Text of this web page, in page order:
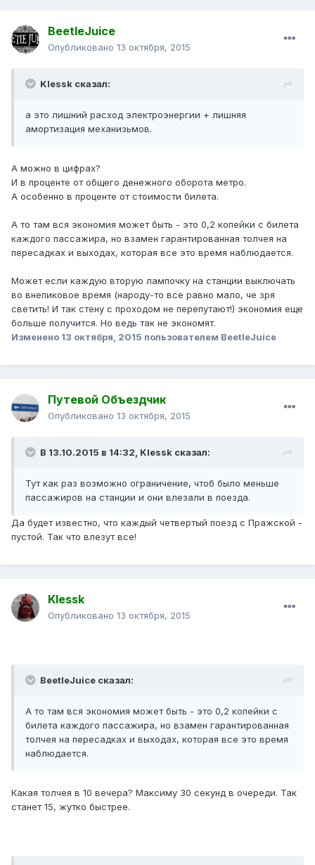
BeetleJuice
Опубликовано 13 октября, 2015
Klessk сказал:
а это лишний расход электроэнергии + лишняя
амортизация механизьмов.
А можно в цифрах?
И в проценте от общего денежного оборота метро.
А особенно в проценте от стоимости билета.
А то там вся экономия может быть - это 0,2 копейки с билета
каждого пассажира, но взамен гарантированная толчея на
пересадках и выходах, которая все это время наблюдается.
Может если каждую вторую лампочку на станции выключать
во внепиковое время (народу-то все равно мало, че зря
светить! И так стену с проходом не перепутают!) экономия еще
больше получится. Но ведь так не экономят.
Изменено 13 октября, 2015 пользователем BeetleJuice
Путевой Объездчик
Опубликовано 13 октября, 2015
В 13.10.2015 в 14:32, Klessk сказал:
Тут как раз возможно ограничение, чтоб было меньше
пассажиров на станции и они влезали в поезда.
Да будет известно, что каждый четвертый поезд с Пражской -
пустой. Так что влезут все!
Klessk
Опубликовано 13 октября, 2015
BeetleJuice сказал:
А то там вся экономия может быть - это 0,2 копейки с
билета каждого пассажира, но взамен гарантированная
толчея на пересадках и выходах, которая все это время
наблюдается.
Какая толчея в 10 вечера? Максиму 30 секунд в очереди. Так
станет 15, жутко быстрее.